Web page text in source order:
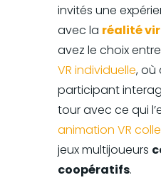
invités une
avec la réalité
avez le choix
VR individuelle, où
participant
tour avec ce qui
animation VR
jeux multijoueurs
coopératifs.